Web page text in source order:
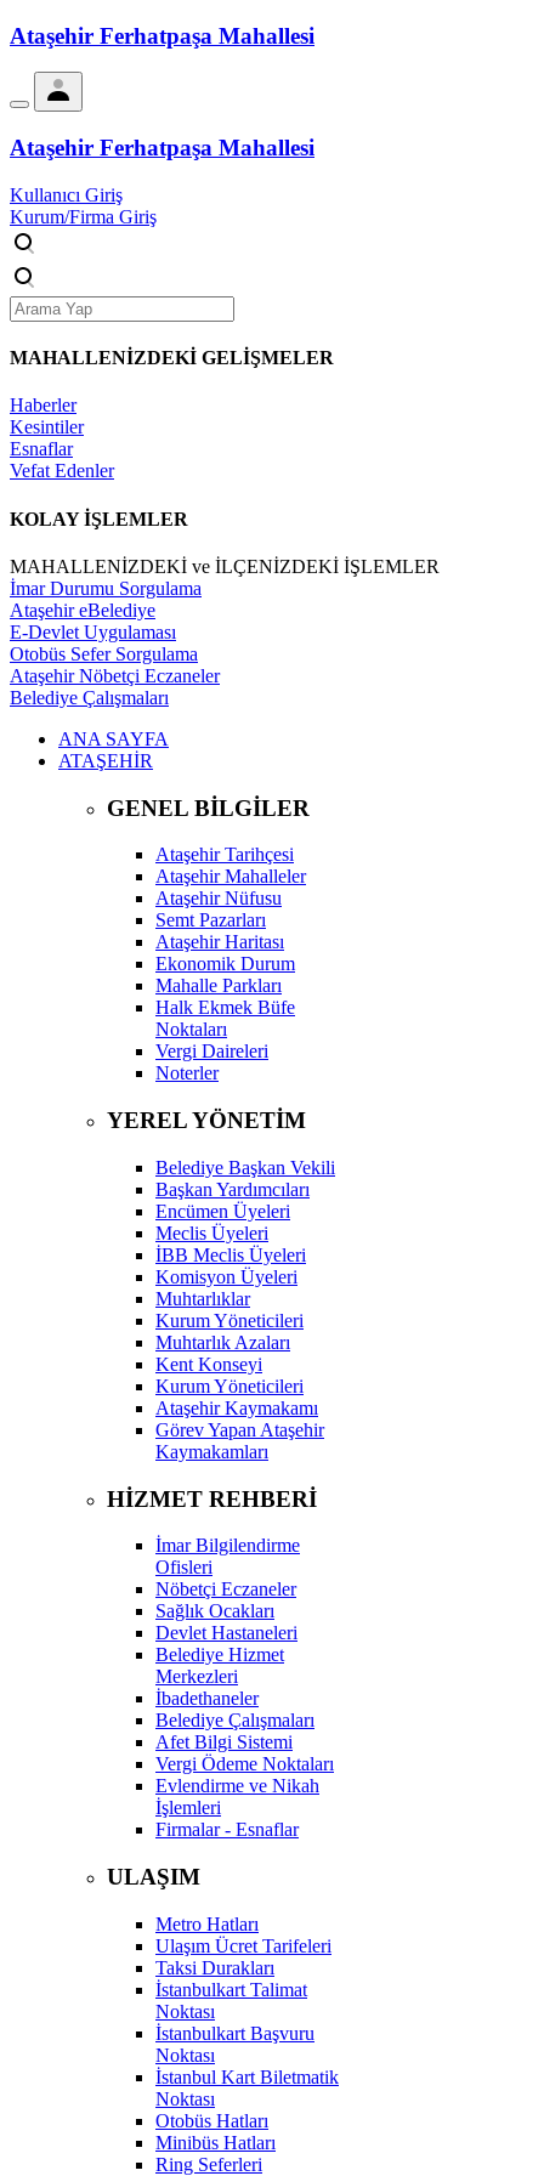
Ataşehir Ferhatpaşa Mahallesi
Ataşehir Ferhatpaşa Mahallesi
Kullanıcı Giriş
Kurum/Firma Giriş
MAHALLENİZDEKİ GELİŞMELER
Haberler
Kesintiler
Esnaflar
Vefat Edenler
KOLAY İŞLEMLER
MAHALLENİZDEKİ ve İLÇENİZDEKİ İŞLEMLER
İmar Durumu Sorgulama
Ataşehir eBelediye
E-Devlet Uygulaması
Otobüs Sefer Sorgulama
Ataşehir Nöbetçi Eczaneler
Belediye Çalışmaları
ANA SAYFA
ATAŞEHİR
GENEL BİLGİLER
Ataşehir Tarihçesi
Ataşehir Mahalleler
Ataşehir Nüfusu
Semt Pazarları
Ataşehir Haritası
Ekonomik Durum
Mahalle Parkları
Halk Ekmek Büfe
Noktaları
Vergi Daireleri
Noterler
YEREL YÖNETİM
Belediye Başkan Vekili
Başkan Yardımcıları
Encümen Üyeleri
Meclis Üyeleri
İBB Meclis Üyeleri
Komisyon Üyeleri
Muhtarlıklar
Kurum Yöneticileri
Muhtarlık Azaları
Kent Konseyi
Kurum Yöneticileri
Ataşehir Kaymakamı
Görev Yapan Ataşehir
Kaymakamları
HİZMET REHBERİ
İmar Bilgilendirme
Ofisleri
Nöbetçi Eczaneler
Sağlık Ocakları
Devlet Hastaneleri
Belediye Hizmet
Merkezleri
İbadethaneler
Belediye Çalışmaları
Afet Bilgi Sistemi
Vergi Ödeme Noktaları
Evlendirme ve Nikah
İşlemleri
Firmalar - Esnaflar
ULAŞIM
Metro Hatları
Ulaşım Ücret Tarifeleri
Taksi Durakları
İstanbulkart Talimat
Noktası
İstanbulkart Başvuru
Noktası
İstanbul Kart Biletmatik
Noktası
Otobüs Hatları
Minibüs Hatları
Ring Seferleri